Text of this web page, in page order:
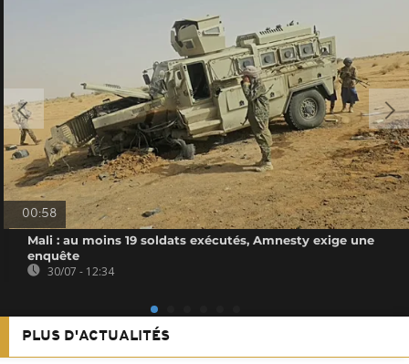
00:58
Mali : au moins 19 soldats exécutés, Amnesty exige une
enquête
30/07 - 12:34
PLUS D'ACTUALITÉS